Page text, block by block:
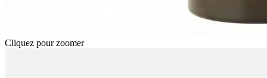
Cliquez pour zoomer